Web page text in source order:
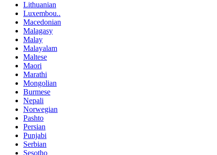
Lithuanian
Luxembou..
Macedonian
Malagasy
Malay
Malayalam
Maltese
Maori
Marathi
Mongolian
Burmese
Nepali
Norwegian
Pashto
Persian
Punjabi
Serbian
Sesotho